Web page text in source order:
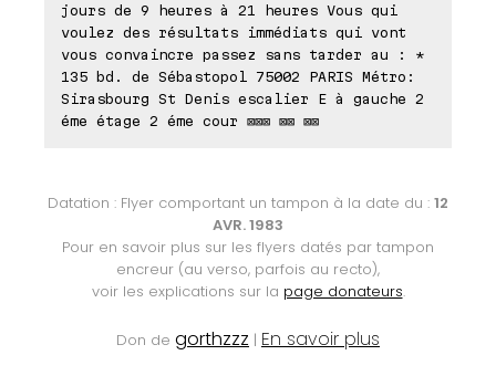
jours de 9 heures à 21 heures Vous qui
voulez des résultats immédiats qui vont
vous convaincre passez sans tarder au : *
135 bd. de Sébastopol 75002 PARIS Métro:
Sirasbourg St Denis escalier E à gauche 2
éme étage 2 éme cour ⊠⊠⊠ ⊠⊠ ⊠⊠
Datation : Flyer comportant un tampon à la date du : 12
AVR. 1983
Pour en savoir plus sur les flyers datés par tampon
encreur (au verso, parfois au recto),
voir les explications sur la page donateurs.
Don de gorthzzz | En savoir plus